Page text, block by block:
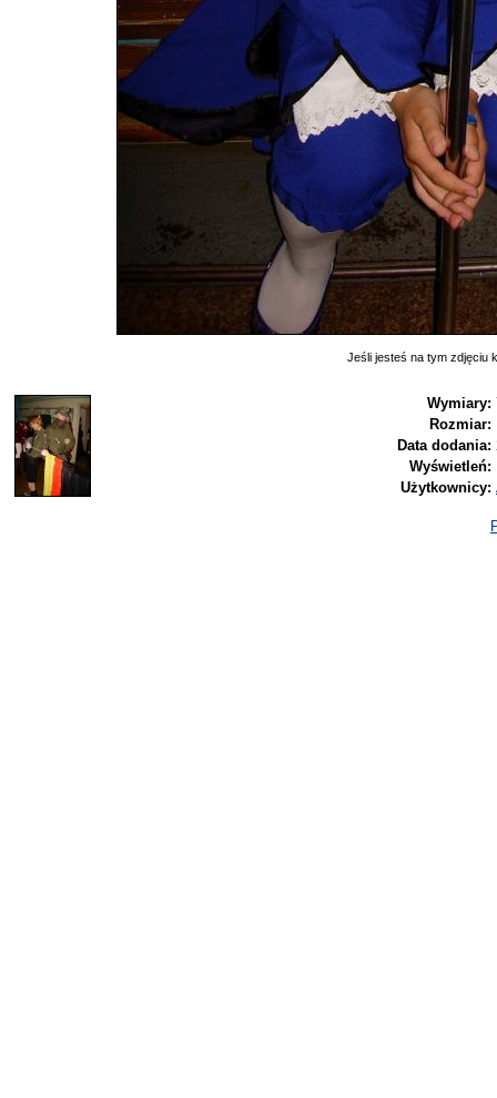
Jeśli jesteś na tym zdjęciu
Wymiary:
Rozmiar:
Data dodania:
Wyświetleń:
Użytkownicy: